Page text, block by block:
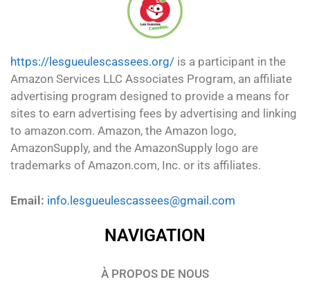
https://lesgueulescassees.org/ is a participant in the
Amazon Services LLC Associates Program, an affiliate
advertising program designed to provide a means for
sites to earn advertising fees by advertising and linking
to amazon.com. Amazon, the Amazon logo,
AmazonSupply, and the AmazonSupply logo are
trademarks of Amazon.com, Inc. or its affiliates.
Email: info.lesgueulescassees@gmail.com
NAVIGATION
À PROPOS DE NOUS